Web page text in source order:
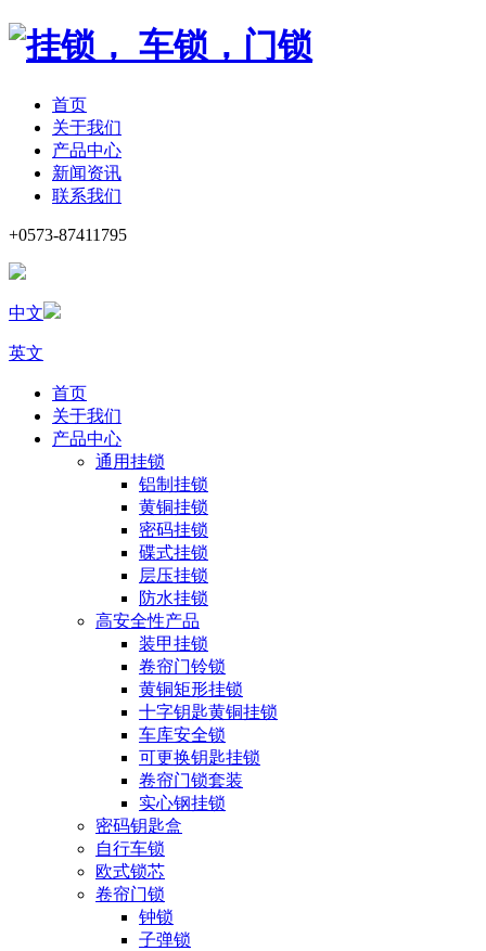
首页
关于我们
产品中心
新闻资讯
联系我们
+0573-87411795
中文
英文
首页
关于我们
产品中心
通用挂锁
铝制挂锁
黄铜挂锁
密码挂锁
碟式挂锁
层压挂锁
防水挂锁
高安全性产品
装甲挂锁
卷帘门铃锁
黄铜矩形挂锁
十字钥匙黄铜挂锁
车库安全锁
可更换钥匙挂锁
卷帘门锁套装
实心钢挂锁
密码钥匙盒
自行车锁
欧式锁芯
卷帘门锁
钟锁
子弹锁